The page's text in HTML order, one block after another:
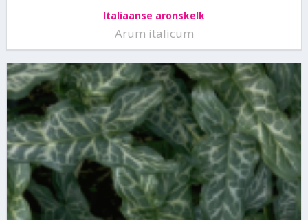
Italiaanse aronskelk
Arum italicum